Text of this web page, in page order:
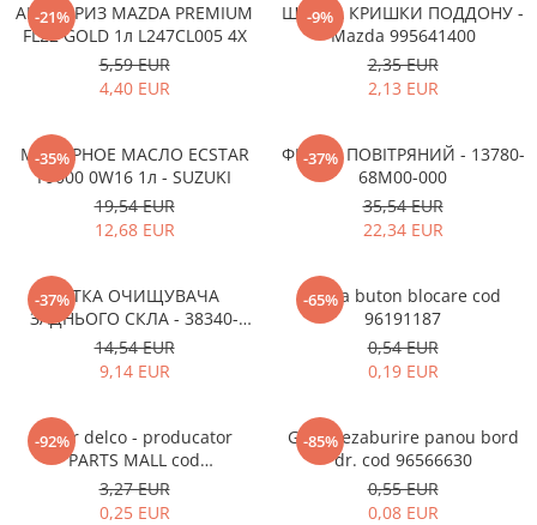
-21%
АНТИФРИЗ MAZDA PREMIUM
FL22 GOLD 1л L247CL005 4X
5,59 EUR
4,40 EUR
-9%
ШАЙБА КРИШКИ ПОДДОНУ -
Mazda 995641400
2,35 EUR
2,13 EUR
-35%
МОТОРНОЕ МАСЛО ECSTAR
F9000 0W16 1л - SUZUKI
19,54 EUR
12,68 EUR
-37%
ФІЛЬТР ПОВІТРЯНИЙ - 13780-
68M00-000
35,54 EUR
22,34 EUR
-37%
ЩІТКА ОЧИЩУВАЧА
ЗАДНЬОГО СКЛА - 38340-
63J00-000
14,54 EUR
9,14 EUR
-65%
Rama buton blocare cod
96191187
0,54 EUR
0,19 EUR
-92%
Rotor delco - producator
PARTS MALL cod
33310A78B00-000
3,27 EUR
0,25 EUR
-85%
Grila dezaburire panou bord
dr. cod 96566630
0,55 EUR
0,08 EUR